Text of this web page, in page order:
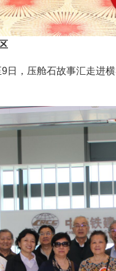
日，压舱石故事汇走进